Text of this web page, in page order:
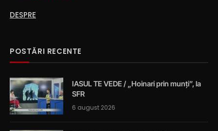
DESPRE
POSTĂRI RECENTE
IASUL TE VEDE / „Hoinari prin munți”, la
SFR
6 august 2026